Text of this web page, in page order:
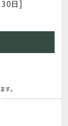
日]
す。